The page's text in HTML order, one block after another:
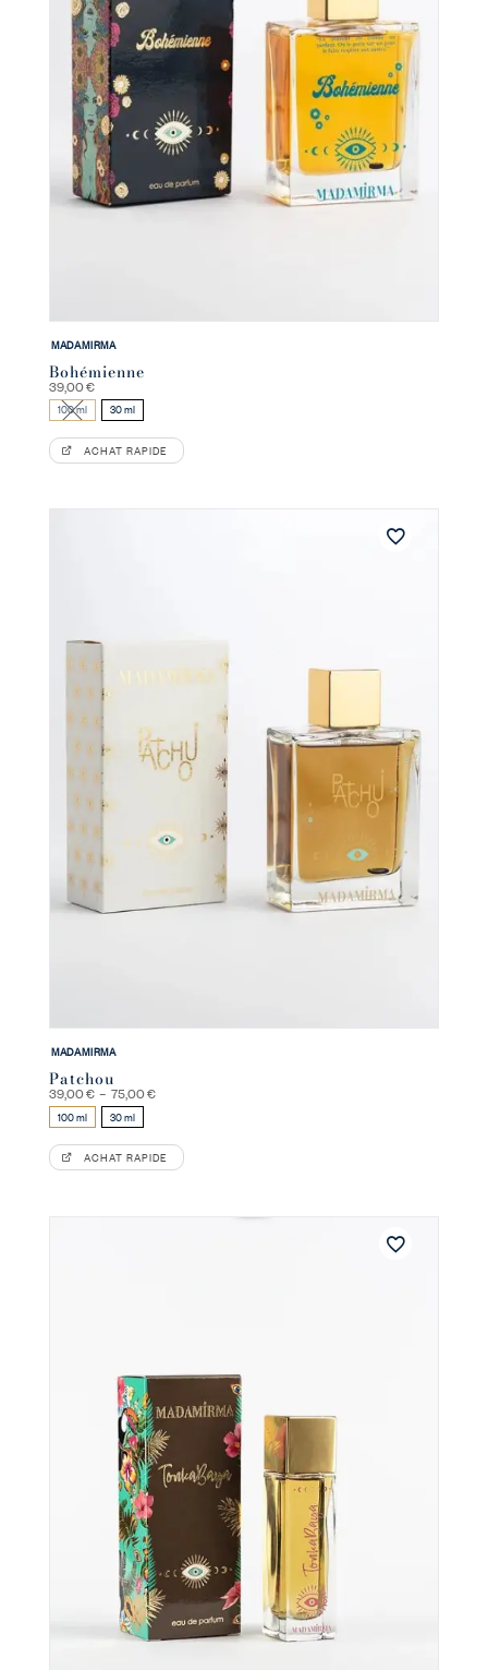
MADAMIRMA
Bohémienne
39,00€
100 ml 30 ml
ACHAT RAPIDE
MADAMIRMA
Patchou
39,00€ – 75,00€Plage
à
75,00 €
100 ml 30 ml
ACHAT RAPIDE